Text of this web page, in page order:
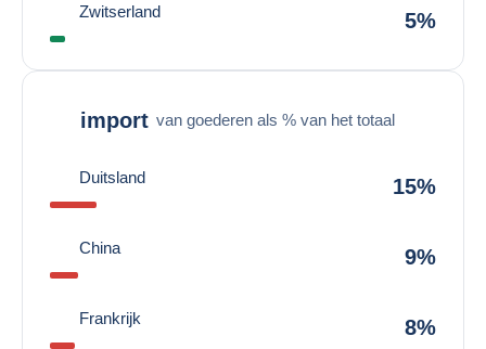
Zwitserland 5%
import van goederen als % van het totaal
Duitsland 15%
China 9%
Frankrijk 8%